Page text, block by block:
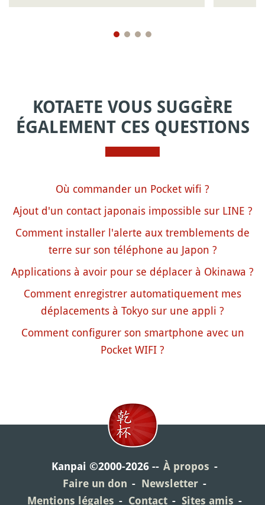
KOTAETE VOUS SUGGÈRE
ÉGALEMENT CES QUESTIONS
Où commander un Pocket wifi ?
Ajout d'un contact japonais impossible sur LINE ?
Comment installer l'alerte aux tremblements de
terre sur son téléphone au Japon ?
Applications à avoir pour se déplacer à Okinawa ?
Comment enregistrer automatiquement mes
déplacements à Tokyo sur une appli ?
Comment configurer son smartphone avec un
Pocket WIFI ?
Kanpai ©2000-2026
À propos
Faire un don
Newsletter
Mentions légales
Contact Sites amis